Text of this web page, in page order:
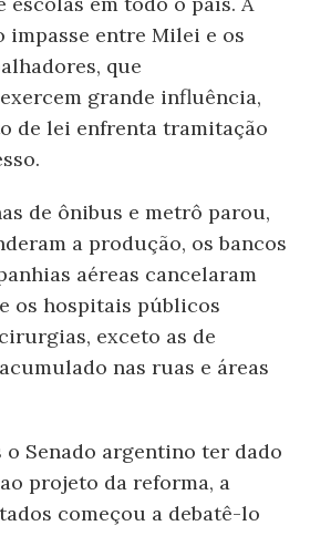
impasse entre Milei e os
que
grande influência,
de lei enfrenta tramitação
de ônibus e metrô parou,
a produção, os bancos
aéreas cancelaram
os hospitais públicos
exceto as de
nas ruas e áreas
o Senado argentino ter dado
projeto da reforma, a
começou a debatê-lo